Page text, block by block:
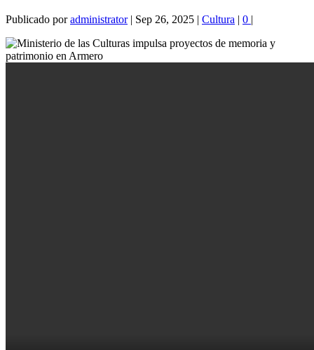
Publicado poradministrator| Sep 26, 2025 | Cultura | 0 |